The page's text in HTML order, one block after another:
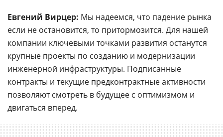
Евгений Вирцер: Мы надеемся, что падение рынка
если не остановится, то притормозится. Для нашей
компании ключевыми точками развития останутся
крупные проекты по созданию и модернизации
инженерной инфраструктуры. Подписанные
контракты и текущие предконтрактные активности
позволяют смотреть в будущее с оптимизмом и
двигаться вперед.